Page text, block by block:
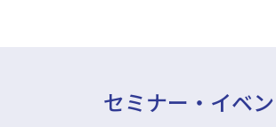
セミナー・イベ